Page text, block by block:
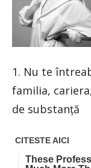
1. Nu te
familia,
de substanță